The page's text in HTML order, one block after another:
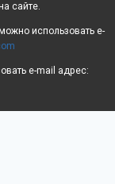
сайте.
использовать e-
e-mail адрес: